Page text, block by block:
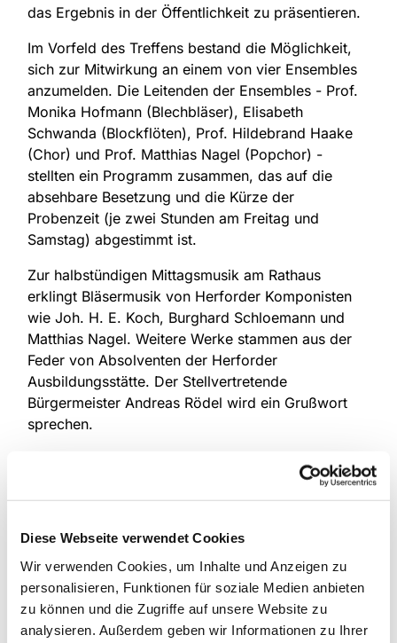
Diese Webseite verwendet Cookies
Wir verwenden Cookies, um Inhalte und Anzeigen zu
personalisieren, Funktionen für soziale Medien anbieten
zu können und die Zugriffe auf unsere Website zu
analysieren. Außerdem geben wir Informationen zu Ihrer
das Ergebnis in der Öffentlichkeit zu präsentieren.
Im Vorfeld des Treffens bestand die Möglichkeit,
sich zur Mitwirkung an einem von vier Ensembles
anzumelden. Die Leitenden der Ensembles - Prof.
Monika Hofmann (Blechbläser), Elisabeth
Schwanda (Blockflöten), Prof. Hildebrand Haake
(Chor) und Prof. Matthias Nagel (Popchor) -
stellten ein Programm zusammen, das auf die
absehbare Besetzung und die Kürze der
Probenzeit (je zwei Stunden am Freitag und
Samstag) abgestimmt ist.
Zur halbstündigen Mittagsmusik am Rathaus
erklingt Bläsermusik von Herforder Komponisten
wie Joh. H. E. Koch, Burghard Schloemann und
Matthias Nagel. Weitere Werke stammen aus der
Feder von Absolventen der Herforder
Ausbildungsstätte. Der Stellvertretende
Bürgermeister Andreas Rödel wird ein Grußwort
sprechen.
Zum Konzert in der Münsterkirche am Samstag
Nachmittag erklingt geistliche Musik aus sechs
Jahrhunderten, darunter Kompositionen von
Blockflötenensemble musiziert sechsstimmige
Intraden des frühbarocken Komponisten Michael
Altenburg, der Popchor setzt Akzente mit
Arrangements von Dieter Falk, Micha Keding und
Tore W. Aas. Die Blechbläser bringen zwei